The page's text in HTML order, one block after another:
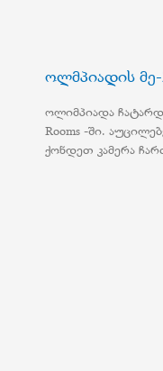
ოლმპიადის
ოლიმპიადა
Rooms -ში.
ქონდეთ კამერა